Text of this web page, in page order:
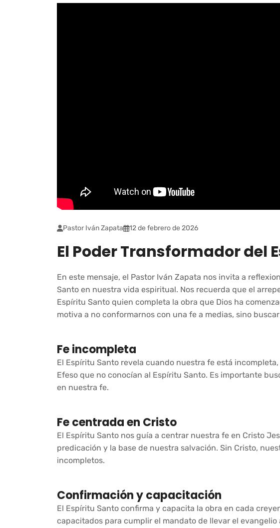
Pastor Iván Zapata 12 de febrero de 2026
El Poder Transformador del
En este mensaje, el Pastor Iván Zapata nos invita a
Santo en nuestra vida espiritual. Nos recuerda que el
Espíritu Santo quien completa la obra que Dios ha
motiva a no conformarnos con una fe a medias, sino
Fe incompleta
El Espíritu Santo revela cuando nuestra fe está
Efeso que no conocían al Espíritu Santo. Es importante
en nuestra fe.
Fe centrada en Cristo
El Espíritu Santo nos guía a centrar nuestra fe en Cristo
predicación y la base de nuestra salvación. Sin Cristo,
incompletos.
Confirmación y capacitación
El Espíritu Santo confirma y capacita la obra en cada
capacitados para cumplir el mandato de llevar el